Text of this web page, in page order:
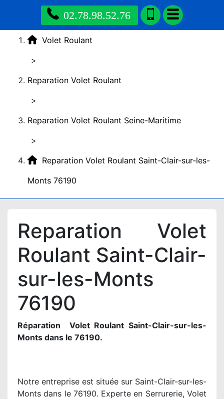
02.78.98.52.76
Volet Roulant
>
Reparation Volet Roulant
>
Reparation Volet Roulant Seine-Maritime
>
Reparation Volet Roulant Saint-Clair-sur-les-
Monts 76190
Reparation Volet
Roulant Saint-Clair-
sur-les-Monts
76190
Réparation Volet Roulant Saint-Clair-sur-les-
Monts dans le 76190.
Notre entreprise est située sur Saint-Clair-sur-les-
Monts dans le 76190. Experte en Serrurerie, Volet